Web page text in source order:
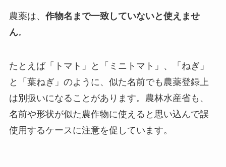
農薬は、 作物名まで一致していないと使えませ
ん。
たとえば「トマト」と「ミニトマト」、「ねぎ」
と「葉ねぎ」のように、似た名前でも農薬登録上
は別扱いになることがあります。農林水産省も、
名前や形状が似た農作物に使えると思い込んで誤
使用するケースに注意を促しています。